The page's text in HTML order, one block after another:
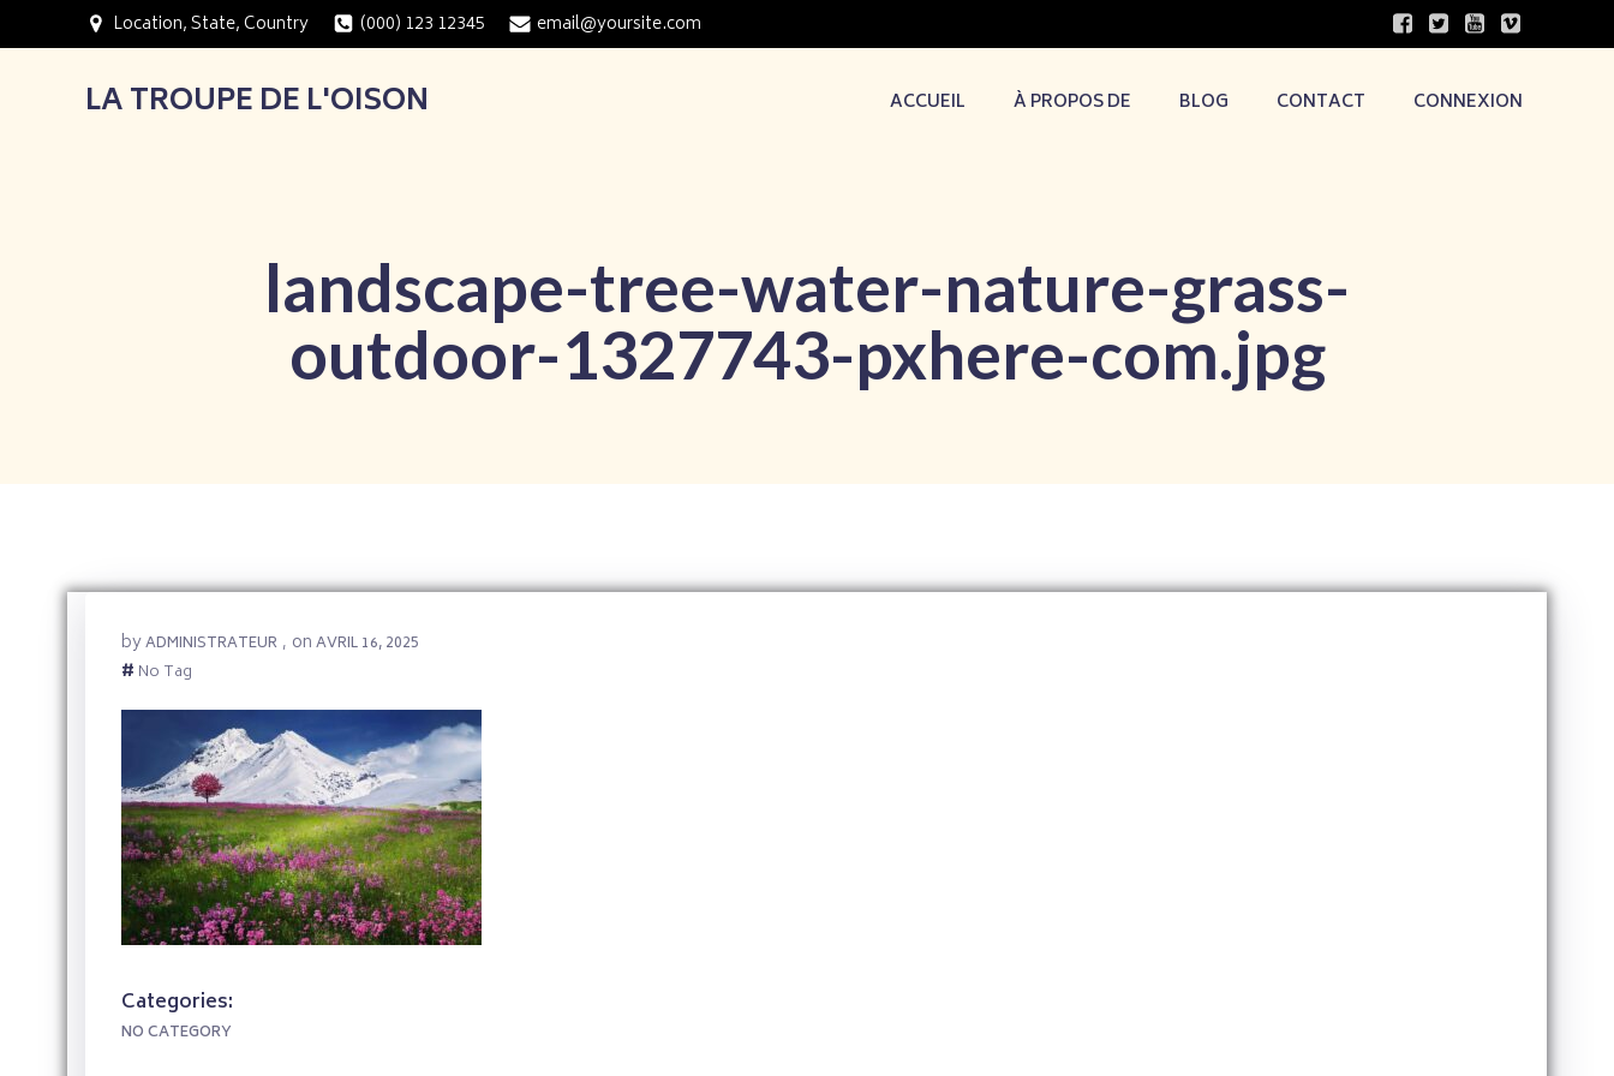
au
Location, State, Country (000) 123 12345 email@yoursite.com
LA TROUPE DE L'OISON ACCUEIL À PROPOS DE BLOG CONTACT CONNEXION
landscape-tree-water-nature-grass-
outdoor-1327743-pxhere-com.jpg
byADMINISTRATEUR , onAVRIL 16, 2025
# No Tag
Categories:
NO CATEGORY